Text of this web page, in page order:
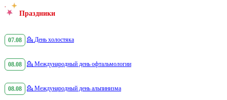
Праздники
07.08 💁 День холостяка
08.08 💁 Международный день офтальмологии
08.08 💁 Международный день альпинизма